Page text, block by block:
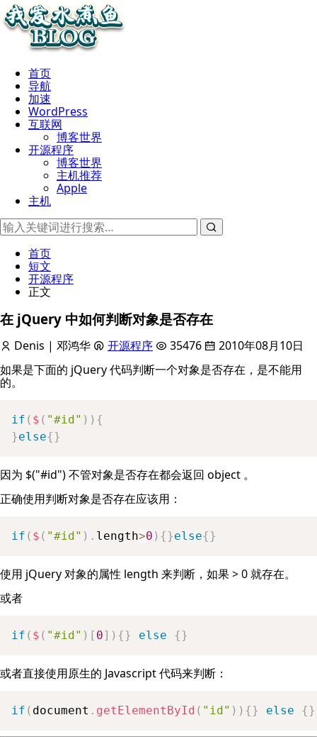
首页
导航
加速
WordPress
互联网
博客世界
开源程序
博客世界
主机推荐
Apple
主机
首页
短文
开源程序
正文
在 jQuery 中如何判断对象是否存在
Denis | 邓鸿华 开源程序 35476
2010年08月10日
如果是下面的 jQuery 代码判断一个对象是否存在，是不能用
的。
if ( $ ( "#id" ) ) {
}else{}
因为 $("#id") 不管对象是否存在都会返回 object 。
正确使用判断对象是否存在应该用：
if ( $ ( "#id" ) . length>0 ) {}else{}
使用 jQuery 对象的属性 length 来判断，如果 > 0 就存在。
或者
if ( $ ( "#id" ) [ 0] ) {} else {}
或者直接使用原生的 Javascript 代码来判断：
if ( document . getElementById ( "id" ) ) {} else {}